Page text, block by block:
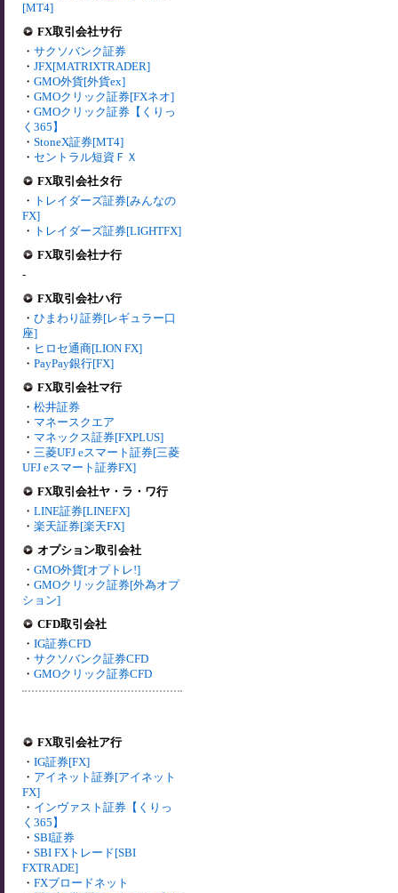
[MT4]
FX取引会社サ行
・ サクソバンク証券
・ JFX[MATRIXTRADER]
・ GMO外貨[外貨ex]
・ GMOクリック証券[FXネオ]
・ GMOクリック証券【くりっ
く365】
・ StoneX証券[MT4]
・ セントラル短資ＦＸ
FX取引会社タ行
・ トレイダーズ証券[みんなの
FX]
・ トレイダーズ証券[LIGHTFX]
FX取引会社ナ行
-
FX取引会社ハ行
・ ひまわり証券[レギュラー口
座]
・ ヒロセ通商[LION FX]
・ PayPay銀行[FX]
FX取引会社マ行
・ 松井証券
・ マネースクエア
・ マネックス証券[FXPLUS]
・ 三菱UFJ eスマート証券[三菱
UFJ eスマート証券FX]
FX取引会社ヤ・ラ・ワ行
・ LINE証券[LINEFX]
・ 楽天証券[楽天FX]
オプション取引会社
・ GMO外貨[オプトレ!]
・ GMOクリック証券[外為オプ
ション]
CFD取引会社
・ IG証券CFD
・ サクソバンク証券CFD
・ GMOクリック証券CFD
FX取引会社ア行
・ IG証券[FX]
・ アイネット証券[アイネット
FX]
・ インヴァスト証券【くりっ
く365】
・ SBI証券
・ SBI FXトレード[SBI
FXTRADE]
・ FXブロードネット